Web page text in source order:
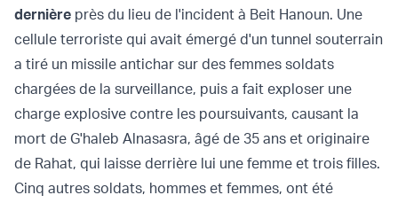
dernière près du lieu de l'incident à Beit Hanoun. Une
cellule terroriste qui avait émergé d'un tunnel souterrain
a tiré un missile antichar sur des femmes soldats
chargées de la surveillance, puis a fait exploser une
charge explosive contre les poursuivants, causant la
mort de G'haleb Alnasasra, âgé de 35 ans et originaire
de Rahat, qui laisse derrière lui une femme et trois filles.
Cinq autres soldats, hommes et femmes, ont été